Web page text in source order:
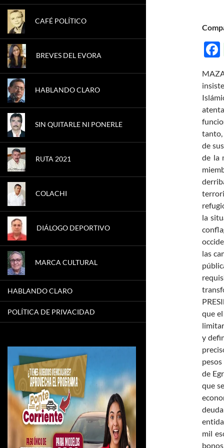
tanto,
de
de la
la
las
que
y
de
que
mil
CAFÉ POLÍTICO
BREVES DEL EVORA
HABLANDO CLARO
SIN QUITARLE NI PONERLE
RUTA 2021
COLACHI
DIÁLOGO DEPORTIVO
MARCA CULTURAL
HABLANDO CLARO
POLÍTICA DE PRIVACIDAD